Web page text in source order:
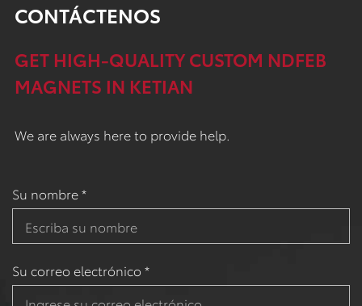
CONTÁCTENOS
GET HIGH-QUALITY CUSTOM NDFEB
MAGNETS IN KETIAN
We are always here to provide help.
Su nombre *
Su correo electrónico *